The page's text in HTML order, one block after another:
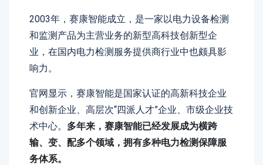
2003年，赛康智能成立，是一家以电力设备检测
和监测产品为主营业务的新型高科技创新型企
业，在国内电力检测服务提供商行业中也颇具影
响力。
官网显示，赛康智能是国家认证的高新科技企业
和创新企业、高层次“四派人才”企业、市级企业技
术中心。 多年来，赛康智能已经发展成为横跨
输、变、配多个领域，拥有多种电力检测保障服
务体系。